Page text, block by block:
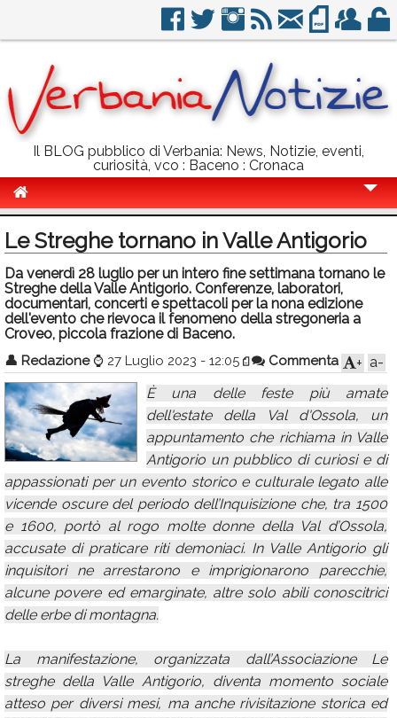
Il BLOG pubblico di Verbania: News, Notizie, eventi,
curiosità, vco : Baceno : Cronaca
Politica
Sport
Eventi
Info Utili
Rubriche
Calendario
Annunci
Le Streghe tornano in Valle Antigorio
Da venerdì 28 luglio per un intero fine settimana tornano le
Streghe della Valle Antigorio. Conferenze, laboratori,
documentari, concerti e spettacoli per la nona edizione
dell'evento che rievoca il fenomeno della stregoneria a
Croveo, piccola frazione di Baceno.
👤 Redazione ⌚ 27 Luglio 2023 - 12:05 Commenta a-
+
È una delle feste più amate
dell'estate della Val d'Ossola, un
appuntamento che richiama in Valle
Antigorio un pubblico di curiosi e di
appassionati per un evento storico e culturale legato alle
vicende oscure del periodo dell’Inquisizione che, tra 1500
e 1600, portò al rogo molte donne della Val d’Ossola,
accusate di praticare riti demoniaci. In Valle Antigorio gli
inquisitori ne arrestarono e imprigionarono parecchie,
alcune povere ed emarginate, altre solo abili conoscitrici
delle erbe di montagna.
La manifestazione, organizzata dall’Associazione Le
streghe della Valle Antigorio, diventa momento sociale
atteso per diversi mesi, ma anche rivisitazione storica ed